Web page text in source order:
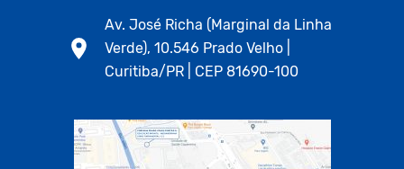
Av. José Richa (Marginal da Linha
Verde), 10.546 Prado Velho |
Curitiba/PR | CEP 81690-100